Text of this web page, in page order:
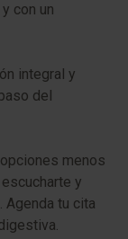
con un
integral y
del
menos
y
Agenda tu cita